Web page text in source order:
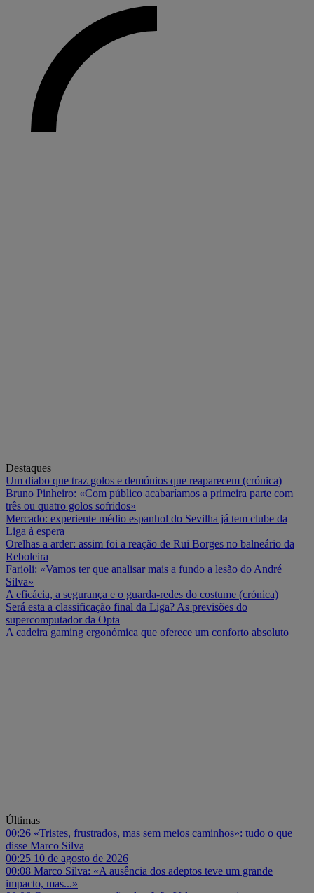
Destaques
Um diabo que traz golos e demónios que reaparecem (crónica)
Bruno Pinheiro: «Com público acabaríamos a primeira parte com
três ou quatro golos sofridos»
Mercado: experiente médio espanhol do Sevilha já tem clube da
Liga à espera
Orelhas a arder: assim foi a reação de Rui Borges no balneário da
Reboleira
Farioli: «Vamos ter que analisar mais a fundo a lesão do André
Silva»
A eficácia, a segurança e o guarda-redes do costume (crónica)
Será esta a classificação final da Liga? As previsões do
supercomputador da Opta
A cadeira gaming ergonómica que oferece um conforto absoluto
Últimas
00:26 «Tristes, frustrados, mas sem meios caminhos»: tudo o que
disse Marco Silva
00:25 10 de agosto de 2026
00:08 Marco Silva: «A ausência dos adeptos teve um grande
impacto, mas...»